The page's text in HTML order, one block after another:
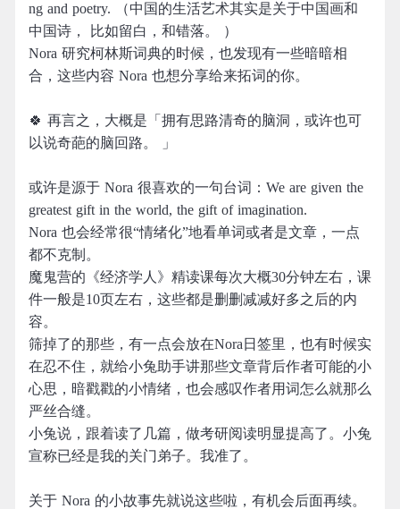
ng and poetry. （中国的生活艺术其实是关于中国画和
中国诗， 比如留白，和错落。 ）
Nora 研究柯林斯词典的时候，也发现有一些暗暗相
合，这些内容 Nora 也想分享给来拓词的你。
🍀 再言之，大概是「拥有思路清奇的脑洞，或许也可
以说奇葩的脑回路。 」
或许是源于 Nora 很喜欢的一句台词：We are given the
greatest gift in the world, the gift of imagination.
Nora 也会经常很“情绪化”地看单词或者是文章，一点
都不克制。
魔鬼营的《经济学人》精读课每次大概30分钟左右，课
件一般是10页左右，这些都是删删减减好多之后的内
容。
筛掉了的那些，有一点会放在Nora日签里，也有时候实
在忍不住，就给小兔助手讲那些文章背后作者可能的小
心思，暗戳戳的小情绪，也会感叹作者用词怎么就那么
严丝合缝。
小兔说，跟着读了几篇，做考研阅读明显提高了。小兔
宣称已经是我的关门弟子。我准了。
关于 Nora 的小故事先就说这些啦，有机会后面再续。